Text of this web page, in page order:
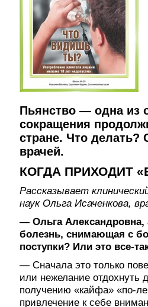
Пьянство — одна из
сокращения
стране. Что делать?
врачей.
КОГДА ПРИХОДИТ
Рассказывает
наук Ольга Исаченкова,
— Ольга Александровна,
болезнь, снимающая с
поступки? Или это все-
— Сначала это только
или нежелание отдохнуть
получению «кайфа» «по-
привлечение к себе